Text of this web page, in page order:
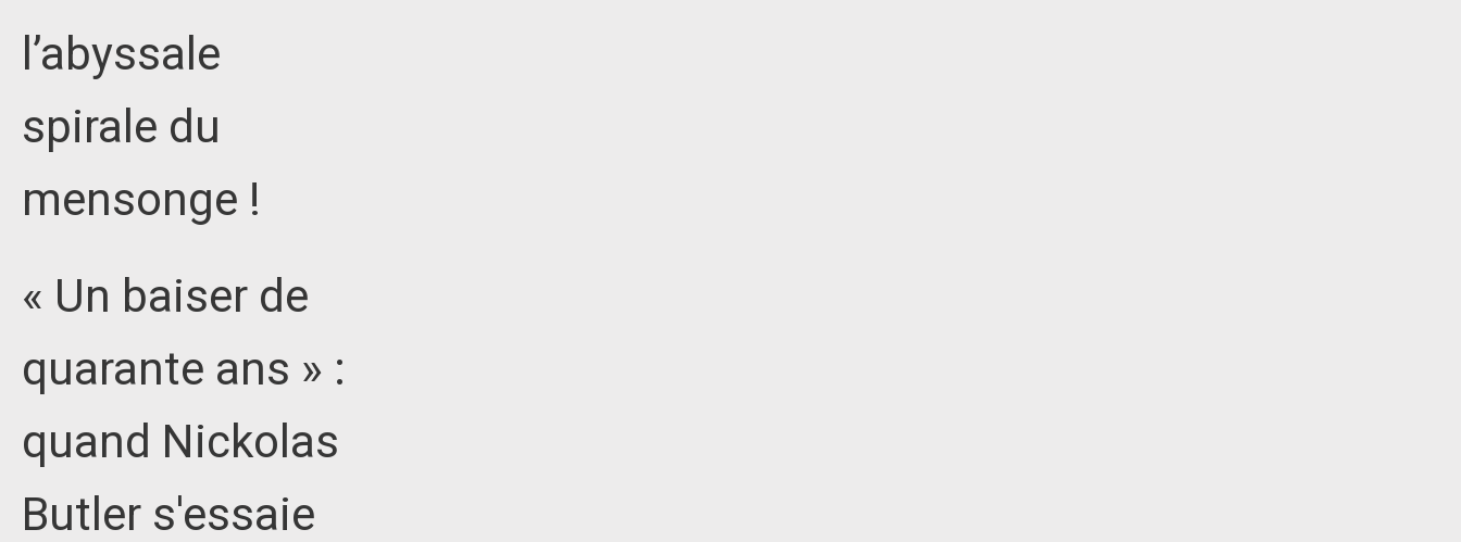
l’abyssale
spirale du
mensonge !
« Un baiser de
quarante ans » :
quand Nickolas
Butler s'essaie